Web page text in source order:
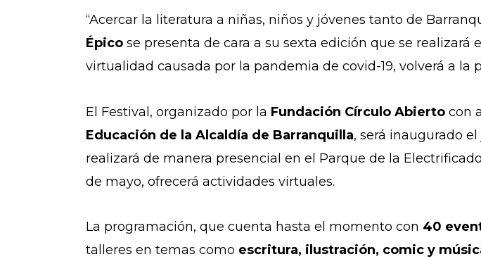
“Acercar la literatura a niñas, niños y jóvenes tanto de
Épico se presenta de cara a su sexta edición que se realizará
virtualidad causada por la pandemia de covid-19, volverá a
El Festival, organizado por la Fundación Círculo Abierto con
Educación de la Alcaldía de Barranquilla, será inaugurado
realizará de manera presencial en el Parque de la
de mayo, ofrecerá actividades virtuales.
La programación, que cuenta hasta el momento con 40
talleres en temas como escritura, ilustración, comic y